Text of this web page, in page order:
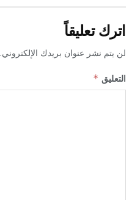
اترك تعليقاً
لن يتم نشر عنوان بريدك الإلكتروني.
التعليق *